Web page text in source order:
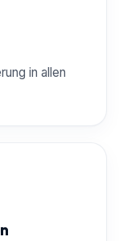
in allen